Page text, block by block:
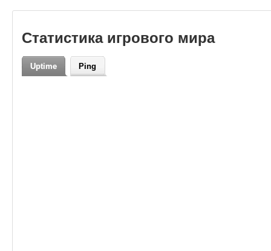
Система MURUZ
Система offline
Статистика игрового мира
Uptime Ping